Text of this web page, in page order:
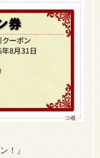
！』